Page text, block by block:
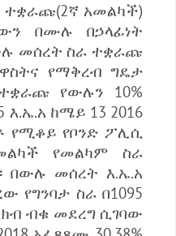
ተቋራጩ(2ኛ አመልካች)
በሙሉ በኃላፊነት
መሰረት ስራ ተቋራጩ
የማቅረብ ግዴታ
የውሉን 10%
እ.ኤ.አ ከሜይ 13 2016
የሚቆይ የቦንድ ፖሊሲ
የመልካም ስራ
በውሉ መሰረት እ.ኤ.አ
የግንባታ ስራ በ1095
ብቁ መደረግ ሲገባው